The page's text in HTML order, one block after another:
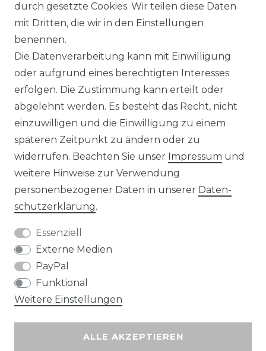
IMPRESSUM
KONTAKT
Unsere Zahlungsmöglichkeiten
Wir versenden mit
durch gesetzte Cookies. Wir teilen diese Daten
mit Dritten, die wir in den Einstellungen
benennen.
Die Datenverarbeitung kann mit Einwilligung
oder aufgrund eines berechtigten Interesses
erfolgen. Die Zustimmung kann erteilt oder
abgelehnt werden. Es besteht das Recht, nicht
einzuwilligen und die Einwilligung zu einem
späteren Zeitpunkt zu ändern oder zu
widerrufen. Beachten Sie unser Impressum und
weitere Hinweise zur Verwendung
personenbezogener Daten in unserer Daten­
schutz­erklärung.
Essenziell
Externe Medien
PayPal
Funktional
Weitere Einstellungen
ALLE AKZEPTIEREN